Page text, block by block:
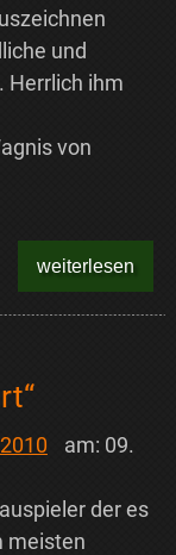
und
Herrlich ihm
von
weiterlesen
am: 09.
der es
meisten